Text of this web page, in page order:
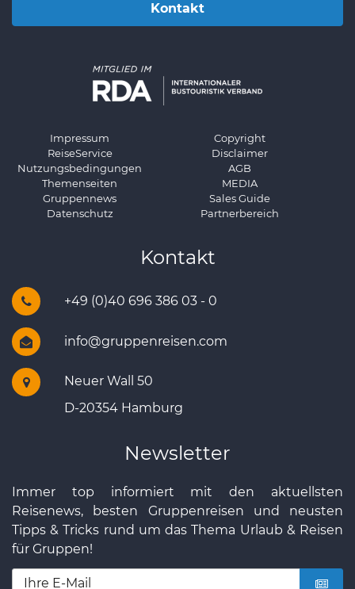
Kontakt
Impressum
ReiseService
Nutzungsbedingungen
Themenseiten
Gruppennews
Datenschutz
Copyright
Disclaimer
AGB
MEDIA
Sales Guide
Partnerbereich
Kontakt
+49 (0)40 696 386 03 - 0
info@gruppenreisen.com
Neuer Wall 50
D-20354 Hamburg
Newsletter
Immer top informiert mit den aktuellsten
Reisenews, besten Gruppenreisen und neusten
Tipps & Tricks rund um das Thema Urlaub & Reisen
für Gruppen!